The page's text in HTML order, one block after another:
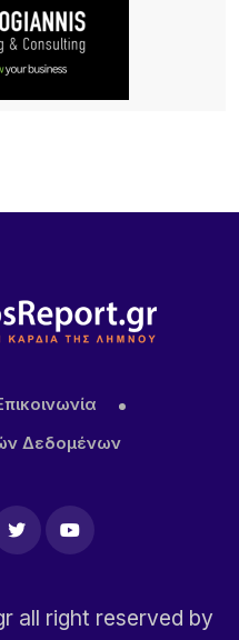
εκπαιδευτικών
το αγριογούρουνο
η ώρα να δούμε
Μούδρο: Τρεις
Δεδομένων
all right reserved by